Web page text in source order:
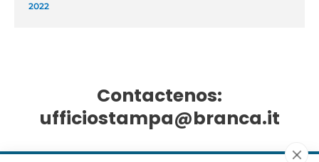
2022
Contactenos:
ufficiostampa@branca.it